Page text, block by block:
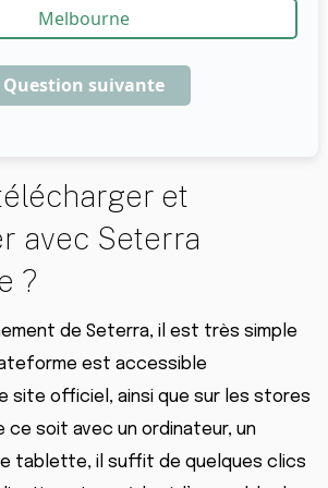
Melbourne
Question suivante
et
avec Seterra
?
de Seterra, il est très simple
est accessible
site officiel, ainsi que sur les stores
ce soit avec un ordinateur, un
tablette, il suffit de quelques clics